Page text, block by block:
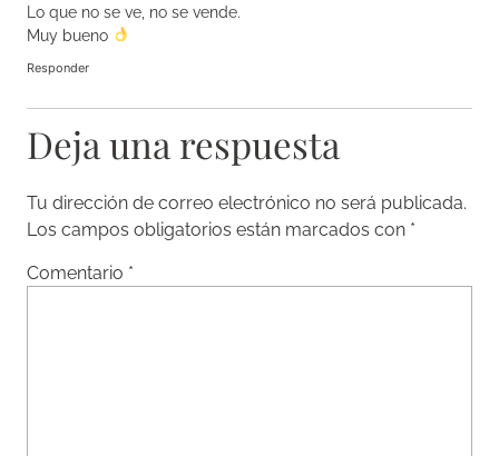
Lo que no se ve, no se vende.
Muy bueno
Responder
Deja una respuesta
Tu dirección de correo electrónico no será publicada.
Los campos obligatorios están marcados con *
Comentario *